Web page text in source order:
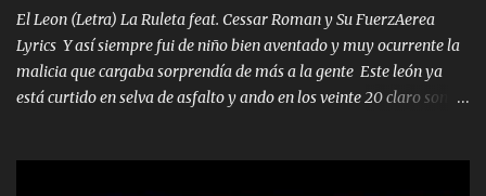
los HERMANOS un cerebro inteligente y com...
El Leon (Letra) La Ruleta feat. Cessar Roman y Su FuerzAerea
Lyrics Y así siempre fui de niño bien aventado y muy ocurrente la
malicia que cargaba sorprendía de más a la gente Este león ya
está curtido en selva de asfalto y ando en los veinte 20 claro son